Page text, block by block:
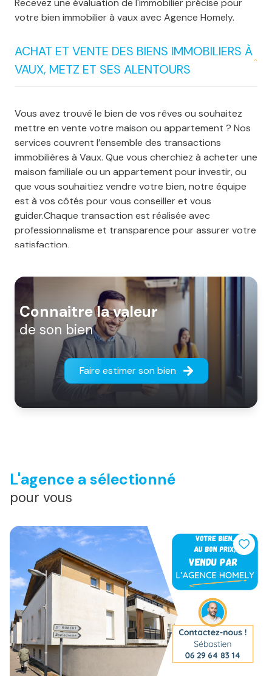
Connaitre la valeur
de son bien
Faire estimer son bien
Recevez une évaluation de l'immobilier précise pour
votre bien immobilier à vaux avec Agence Homely.
ACHAT ET VENTE DES BIENS IMMOBILIERS À
VAUX, METZ ET SES ALENTOURS
Vous avez trouvé le bien de vos rêves ou souhaitez
mettre en vente votre maison ou appartement ? Nos
services couvrent l’ensemble des transactions
immobilières à Vaux. Que vous cherchiez à acheter une
maison familiale ou un appartement pour investir, ou
que vous souhaitiez vendre votre bien, notre équipe
est à vos côtés pour vous conseiller et vous
guider.Chaque transaction est réalisée avec
professionnalisme et transparence pour assurer votre
satisfaction.
L'agence a sélectionné
pour vous